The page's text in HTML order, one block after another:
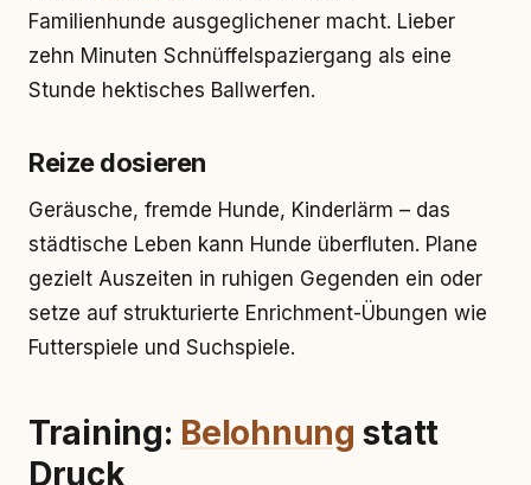
Familienhunde ausgeglichener macht. Lieber
zehn Minuten Schnüffelspaziergang als eine
Stunde hektisches Ballwerfen.
Reize dosieren
Geräusche, fremde Hunde, Kinderlärm – das
städtische Leben kann Hunde überfluten. Plane
gezielt Auszeiten in ruhigen Gegenden ein oder
setze auf strukturierte Enrichment-Übungen wie
Futterspiele und Suchspiele.
Training: Belohnung statt
Druck